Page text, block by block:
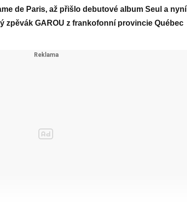
de Paris, až přišlo debutové album Seul a nyní
zpěvák GAROU z frankofonní provincie Québec